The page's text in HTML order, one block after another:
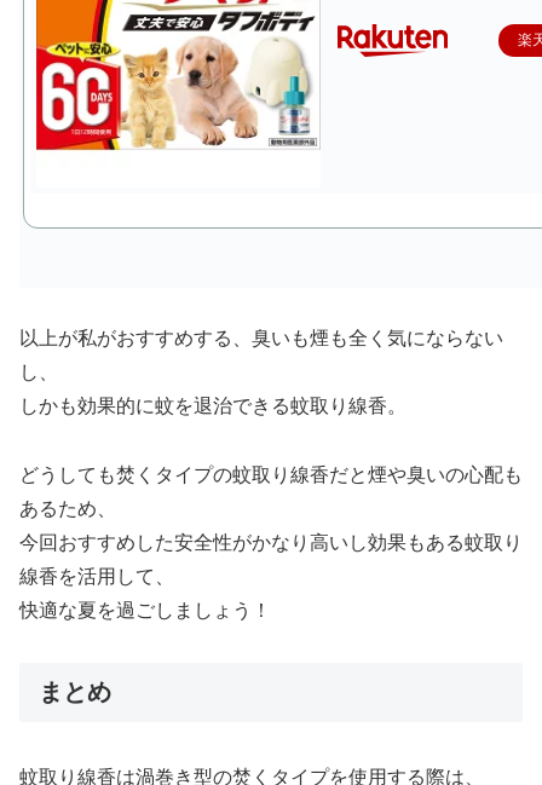
楽
以上が私がおすすめする、臭いも煙も全く気にならない
し、
しかも効果的に蚊を退治できる蚊取り線香。
どうしても焚くタイプの蚊取り線香だと煙や臭いの心配も
あるため、
今回おすすめした安全性がかなり高いし効果もある蚊取り
線香を活用して、
快適な夏を過ごしましょう！
まとめ
蚊取り線香は渦巻き型の焚くタイプを使用する際は、